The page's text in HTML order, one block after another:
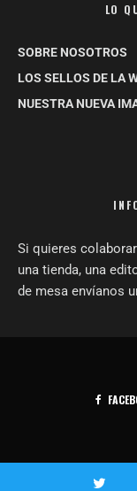
LO
SOBRE NOSOTROS
LOS SELLOS DE LA
NUESTRA NUEVA
Si quieres
una tienda, una
de mesa envíanos